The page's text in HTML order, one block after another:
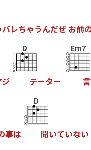
バレちゃうんだぜ お前
ジ
D
テーター
Em7
言
事は
D
聞いていない